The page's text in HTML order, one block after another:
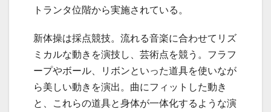
トランタ位階から実施されている。
新体操は採点競技。流れる音楽に合わせてリズ
ミカルな動きを演技し、芸術点を競う。フラフ
ープやボール、リボンといった道具を使いなが
ら美しい動きを演出。曲にフィットした動き
と、これらの道具と身体が一体化するような演